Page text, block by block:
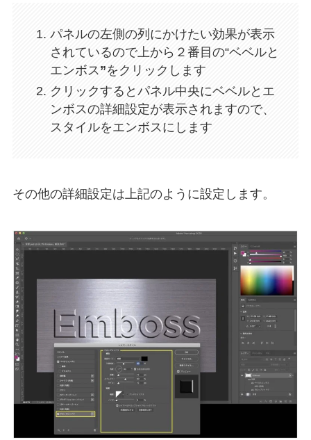
パネルの左側の列にかけたい効果が表示
されているので上から２番目の“ベベルと
エンボス ”をクリックします
クリックするとパネル中央にベベルとエ
ンボスの詳細設定が表示されますので、
スタイルをエンボス にします
その他の詳細設定は上記のように設定します。